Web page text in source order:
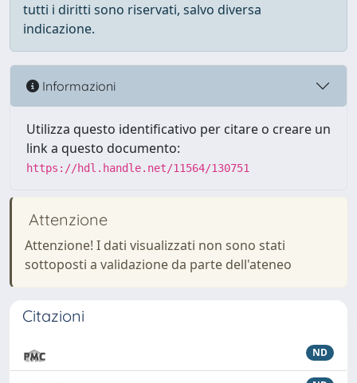
tutti i diritti sono riservati, salvo diversa
indicazione.
Informazioni
Utilizza questo identificativo per citare o creare un
link a questo documento:
https://hdl.handle.net/11564/130751
Attenzione
Attenzione! I dati visualizzati non sono stati
sottoposti a validazione da parte dell'ateneo
Citazioni
ND